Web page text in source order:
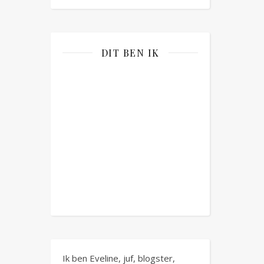
DIT BEN IK
Ik ben Eveline, juf, blogster,